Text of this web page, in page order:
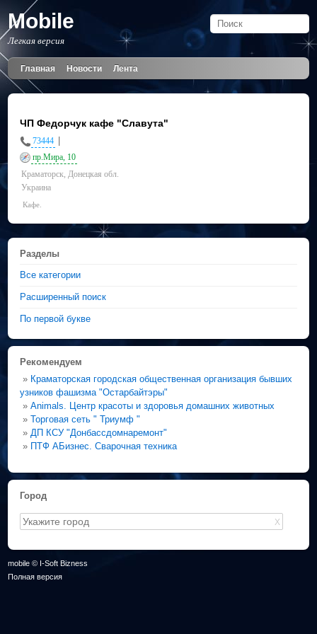
Mobile
Легкая версия
Главная Новости Лента
ЧП Федорчук кафе "Славута"
73444
пр.Мира, 10
Краматорск, Донецкая обл.
Украина
Кафе.
Разделы
Все категории
Расширенный поиск
По первой букве
Рекомендуем
» Краматорская городская общественная организация бывших
узников фашизма "Остарбайтэры"
»Animals. Центр красоты и здоровья домашних животных
»Торговая сеть " Триумф "
» ДП КСУ "Донбассдомнаремонт"
» ПТФ АБизнес. Сварочная техника
Город
X
mobile © I-Soft Bizness
Полная версия